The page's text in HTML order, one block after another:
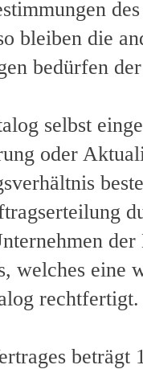
bleiben die
bedürfen
selbst
oder
welches eine
rechtfertigt.